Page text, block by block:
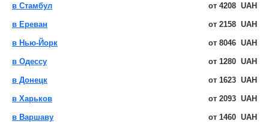
в Стамбул от 4208 UAH
в Ереван от 2158 UAH
в Нью-Йорк от 8046 UAH
в Одессу от 1280 UAH
в Донецк от 1623 UAH
в Харьков от 2093 UAH
в Варшаву от 1460 UAH